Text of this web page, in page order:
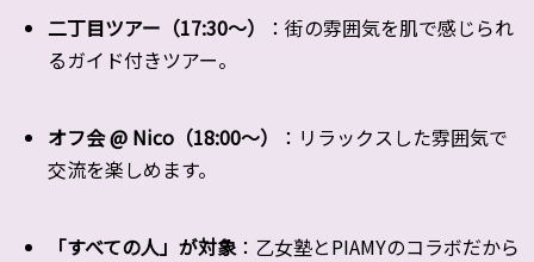
二丁目ツアー（17:30〜）
：街の雰囲気を肌で感じられ
るガイド付きツアー。
オフ会 @ Nico（18:00〜）
：リラックスした雰囲気で
交流を楽しめます。
「すべての人」が対象：乙女塾とPIAMYのコラボだから